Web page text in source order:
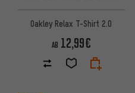
Oakley Relax T-Shirt 2.0
AB 12,99€